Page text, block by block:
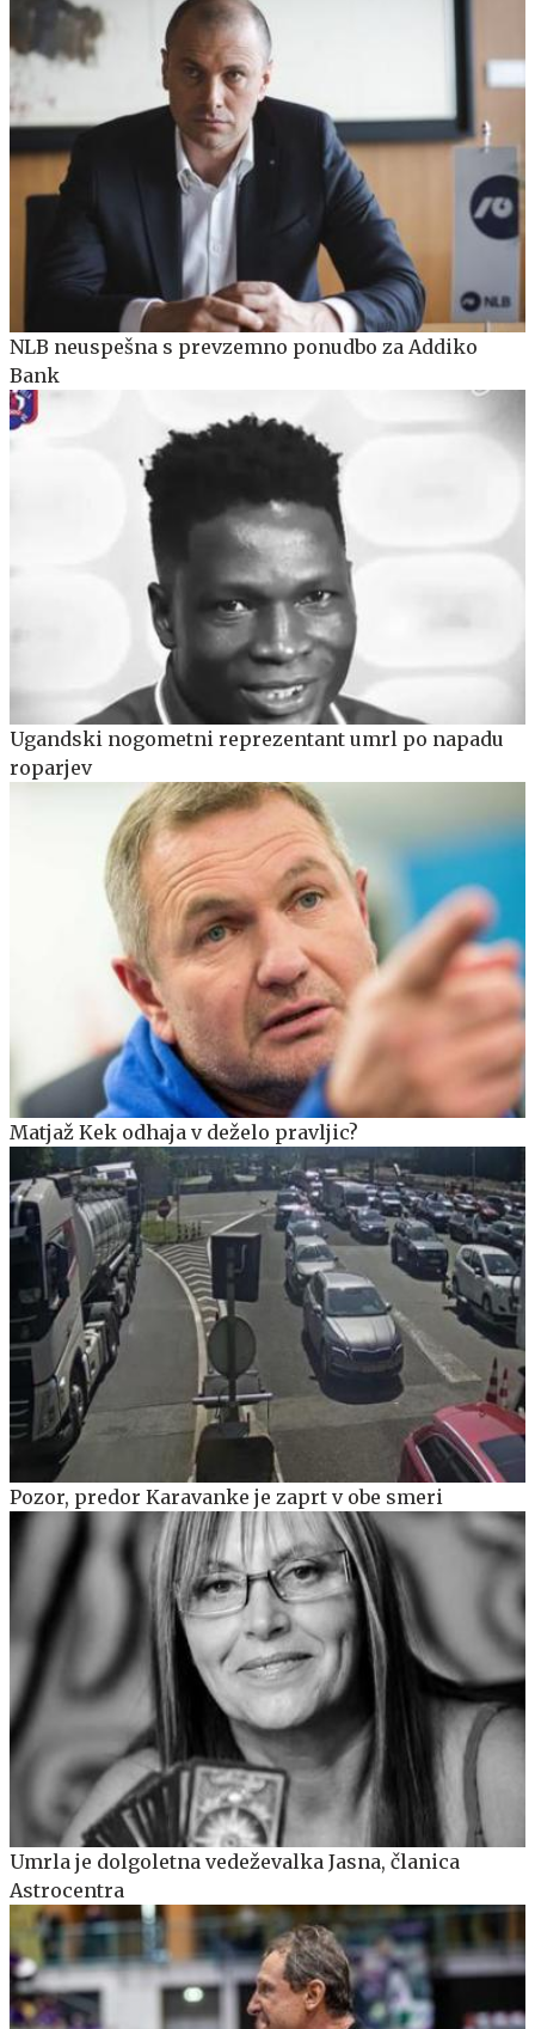
NLB neuspešna s prevzemno ponudbo za Addiko
Bank
Ugandski nogometni reprezentant umrl po napadu
roparjev
Matjaž Kek odhaja v deželo pravljic?
Pozor, predor Karavanke je zaprt v obe smeri
Umrla je dolgoletna vedeževalka Jasna, članica
Astrocentra